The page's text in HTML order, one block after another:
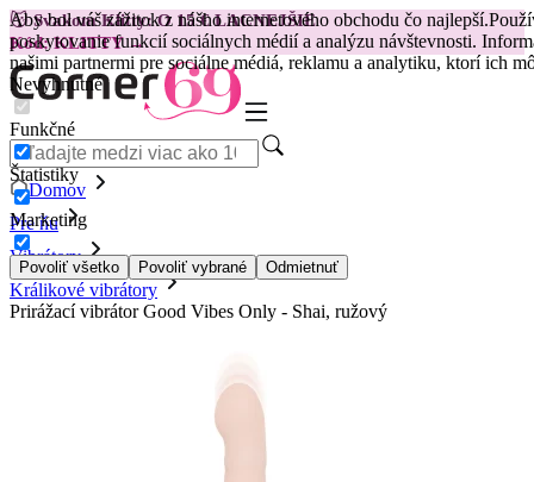
Aby bol váš zážitok z nášho internetového obchodu čo najlepší.
poskytovanie funkcií sociálnych médií a analýzu návštevnosti.
našimi partnermi pre sociálne médiá, reklamu a analytiku, ktorí ich
Nevyhnutné
Funkčné
Štatistiky
Marketing
Povoliť všetko Povoliť vybrané Odmietnuť
😽Svakom Klitty: O 15 € LACNEJŠIE
Kód: KLITTY →
Domov
Pre ňu
Vibrátory
Králikové vibrátory
Prirážací vibrátor Good Vibes Only - Shai, ružový